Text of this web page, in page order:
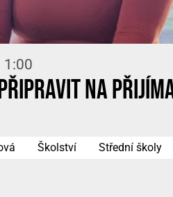
1:00
na
Školství Střední školy